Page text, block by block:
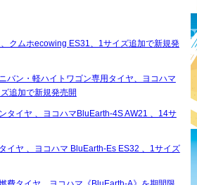
、クムホecowing ES31、1サイズ追加で新規発
バン・軽ハイトワゴン専用タイヤ、ヨコハマ
追加で新規発売開
タイヤ 、ヨコハマBluEarth-4S AW21 、14サ
イヤ 、ヨコハマ BluEarth-Es ES32 、1サイズ